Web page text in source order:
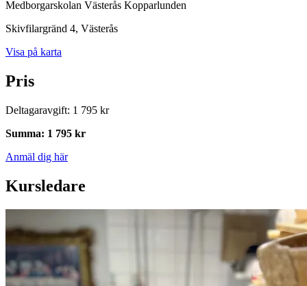
Medborgarskolan Västerås Kopparlunden
Skivfilargränd 4, Västerås
Visa på karta
Pris
Deltagaravgift: 1 795 kr
Summa: 1 795 kr
Anmäl dig här
Kursledare